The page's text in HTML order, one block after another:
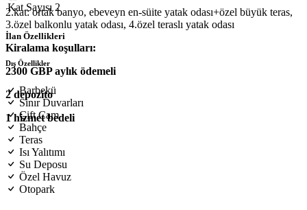
2.kat: ortak banyo, ebeveyn en-süite yatak odası+özel büyük teras,
3.özel balkonlu yatak odası, 4.özel teraslı yatak odası
Kiralama koşulları:
2300 GBP aylık ödemeli
2 depozito
1 hizmet bedeli
Kat Sayısı 2
İlan Özellikleri
Dış Özellikler
Barbekü
Sınır Duvarları
Çift Cam
Bahçe
Teras
Isı Yalıtımı
Su Deposu
Özel Havuz
Otopark